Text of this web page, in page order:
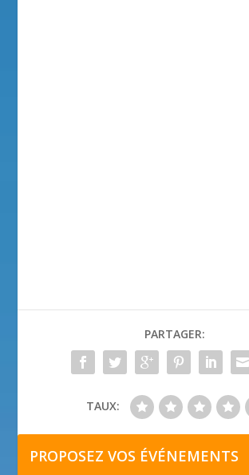
PARTAGER:
TAUX:
PROPOSEZ VOS ÉVÉNEMENTS